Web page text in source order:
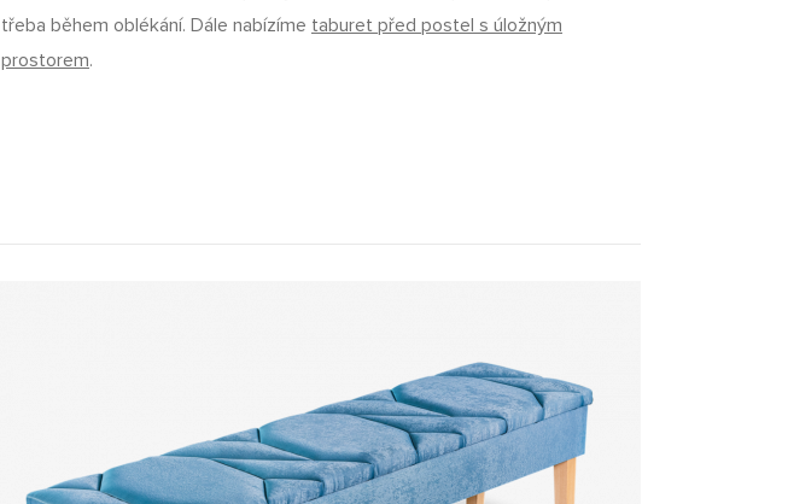
třeba během oblékání. Dále nabízíme taburet před postel s úložným
prostorem.